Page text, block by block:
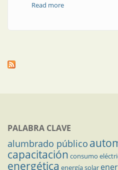
Read moreabout Tecnología
PALABRA CLAVE
alumbrado público
capacitación consumo
energética energía solar